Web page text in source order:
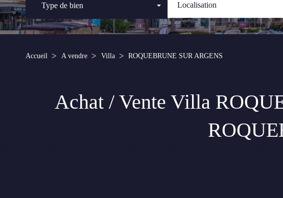
Type de bien
Accueil A vendre Villa ROQUEBRUNE SUR ARGENS
Achat / Vente Villa